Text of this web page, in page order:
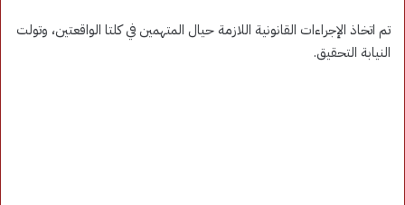
تم اتخاذ الإجراءات القانونية اللازمة حيال المتهمين في كلتا الواقعتين، وتولت
النيابة التحقيق.